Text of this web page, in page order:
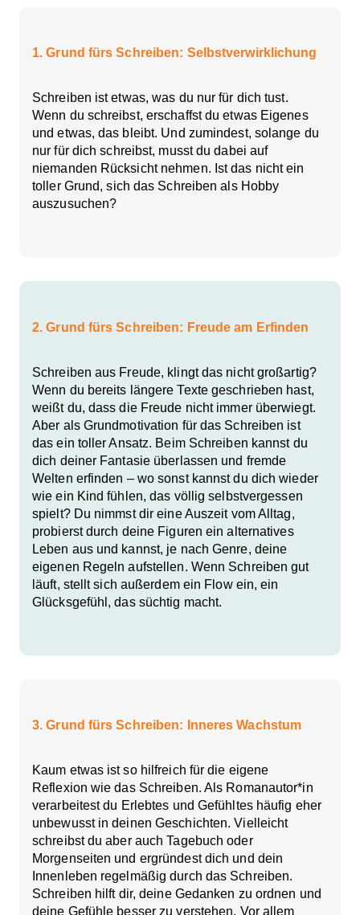
1. Grund fürs Schreiben: Selbstverwirklichung
Schreiben ist etwas, was du nur für dich tust.
Wenn du schreibst, erschaffst du etwas Eigenes
und etwas, das bleibt. Und zumindest, solange du
nur für dich schreibst, musst du dabei auf
niemanden Rücksicht nehmen. Ist das nicht ein
toller Grund, sich das Schreiben als Hobby
auszusuchen?
2. Grund fürs Schreiben: Freude am Erfinden
Schreiben aus Freude, klingt das nicht großartig?
Wenn du bereits längere Texte geschrieben hast,
weißt du, dass die Freude nicht immer überwiegt.
Aber als Grundmotivation für das Schreiben ist
das ein toller Ansatz. Beim Schreiben kannst du
dich deiner Fantasie überlassen und fremde
Welten erfinden – wo sonst kannst du dich wieder
wie ein Kind fühlen, das völlig selbstvergessen
spielt? Du nimmst dir eine Auszeit vom Alltag,
probierst durch deine Figuren ein alternatives
Leben aus und kannst, je nach Genre, deine
eigenen Regeln aufstellen. Wenn Schreiben gut
läuft, stellt sich außerdem ein Flow ein, ein
Glücksgefühl, das süchtig macht.
3. Grund fürs Schreiben: Inneres Wachstum
Kaum etwas ist so hilfreich für die eigene
Reflexion wie das Schreiben. Als Romanautor*in
verarbeitest du Erlebtes und Gefühltes häufig eher
unbewusst in deinen Geschichten. Vielleicht
schreibst du aber auch Tagebuch oder
Morgenseiten und ergründest dich und dein
Innenleben regelmäßig durch das Schreiben.
Schreiben hilft dir, deine Gedanken zu ordnen und
deine Gefühle besser zu verstehen. Vor allem